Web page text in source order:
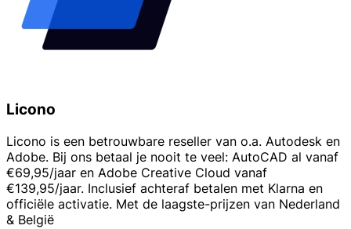
Licono
Licono is een betrouwbare reseller van o.a. Autodesk en
Adobe. Bij ons betaal je nooit te veel: AutoCAD al vanaf
€69,95/jaar en Adobe Creative Cloud vanaf
€139,95/jaar. Inclusief achteraf betalen met Klarna en
officiële activatie. Met de laagste-prijzen van Nederland
& België